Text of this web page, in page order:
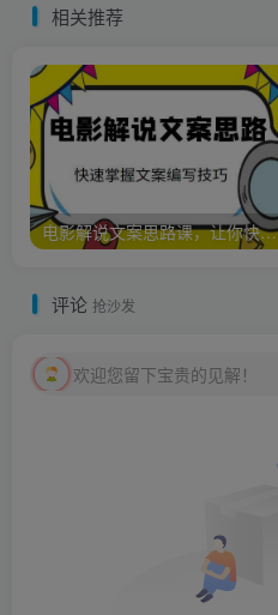
相关推荐
电影解说文案思路课，让你快速掌握文案编写的技巧（3节视频课程）
评论 抢沙发
欢迎您留下宝贵的见解！